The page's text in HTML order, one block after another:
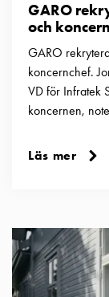
GARO
och
GARO
koncernchef.
VD för Infratek
koncernen,
Läs mer